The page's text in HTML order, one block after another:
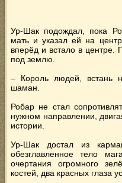
Ур-Шак подождал, пока
мать и указал ей на
вперёд и встало в
под землю.
– Король людей, встань
шаман.
Робар не стал
нужном направлении,
истории.
Ур-Шак достал из
обезглавленное тело
очертания огромного
костей, два красных глаза